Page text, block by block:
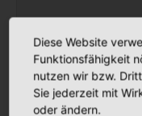
Diese Website
Funktionsfähigkeit
nutzen wir bzw.
Sie jederzeit mit
oder ändern.